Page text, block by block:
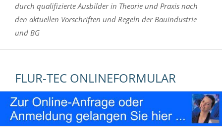
durch qualifizierte Ausbilder in Theorie und Praxis nach
den aktuellen Vorschriften und Regeln der Bauindustrie
und BG
FLUR-TEC ONLINEFORMULAR